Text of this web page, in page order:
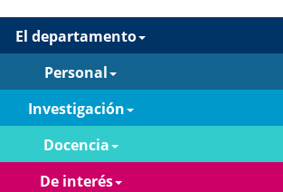
El departamento
Personal
Investigación
Docencia
De interés